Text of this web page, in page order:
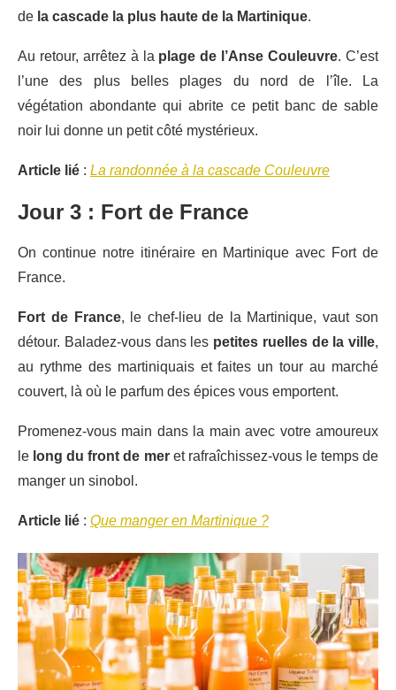
de la cascade la plus haute de la Martinique.
Au retour, arrêtez à la plage de l’Anse Couleuvre. C’est
l’une des plus belles plages du nord de l’île. La
végétation abondante qui abrite ce petit banc de sable
noir lui donne un petit côté mystérieux.
Article lié : La randonnée à la cascade Couleuvre
Jour 3 : Fort de France
On continue notre itinéraire en Martinique avec Fort de
France.
Fort de France, le chef-lieu de la Martinique, vaut son
détour. Baladez-vous dans les petites ruelles de la ville,
au rythme des martiniquais et faites un tour au marché
couvert, là où le parfum des épices vous emportent.
Promenez-vous main dans la main avec votre amoureux
le long du front de meret rafraîchissez-vous le temps de
manger un sinobol.
Article lié : Que manger en Martinique ?